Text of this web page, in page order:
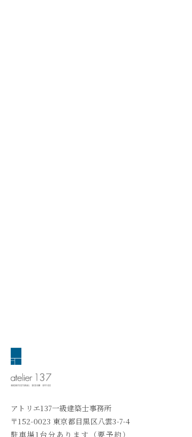
アトリエ137一級建築士事務所
〒152-0023 東京都目黒区八雲3-7-4
駐車場1台分あります（要予約）